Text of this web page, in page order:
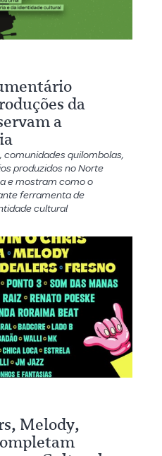
da
a
comunidades quilombolas,
produzidos no Norte
e mostram como o
ferramenta de
cultural
Melody,